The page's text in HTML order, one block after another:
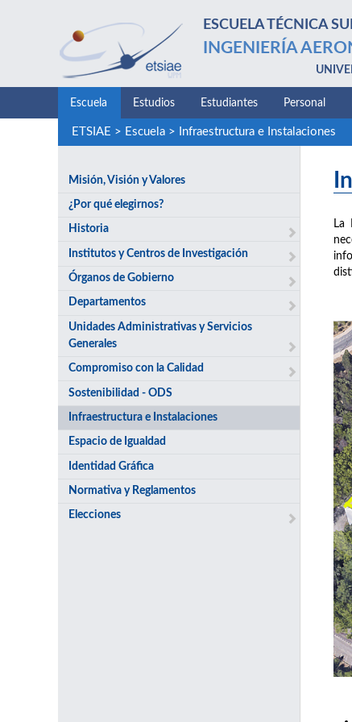
ESCUELA TÉCNICA
INGENIERÍA
Escuela Estudios Estudiantes Personal
ETSIAE > Escuela> Infraestructura e Instalaciones
Misión, Visión y Valores
¿Por qué elegirnos?
Historia
Institutos y Centros de Investigación
Órganos de Gobierno
Departamentos
Unidades Administrativas y Servicios
Generales
Compromiso con la Calidad
Sostenibilidad - ODS
Infraestructura e Instalaciones
Espacio de Igualdad
Identidad Gráfica
Normativa y Reglamentos
Elecciones
La